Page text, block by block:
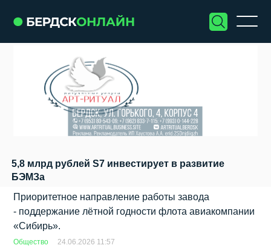
5,8 млрд рублей S7 инвестирует в развитие
БЭМЗа
Приоритетное направление работы завода
- поддержание лётной годности флота авиакомпании
«Сибирь».
Общество
24.06.2026 11:57